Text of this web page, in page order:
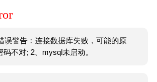
误警告：连接数据库失败，可能的原
码不对; 2、mysql未启动。